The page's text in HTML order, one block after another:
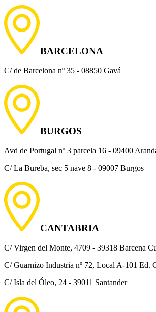
BARCELONA
C/ de Barcelona nº 35 - 08850 Gavá
BURGOS
Avd de Portugal nº 3 parcela 16 - 09400
C/ La Bureba, sec 5 nave 8 - 09007 Burgos
CANTABRIA
C/ Virgen del Monte, 4709 - 39318 Barcena
C/ Guarnizo Industria nº 72, Local A-101 Ed.
C/ Isla del Óleo, 24 - 39011 Santander